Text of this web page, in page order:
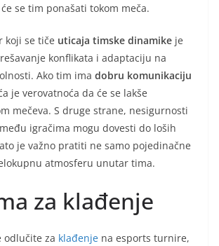
se tim ponašati tokom meča.
koji se tiče uticaja timske dinamike je
konflikata i adaptaciju na
Ako tim ima dobru komunikaciju
je verovatnoća da će se lakše
mečeva. S druge strane, nesigurnosti
igračima mogu dovesti do loših
je važno pratiti ne samo pojedinačne
atmosferu unutar tima.
za klađenje
odlučite za klađenje na esports turnire,